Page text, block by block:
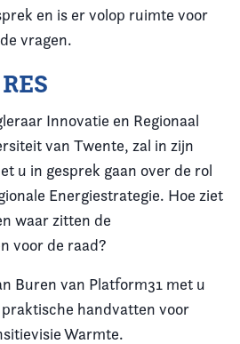
en is er volop ruimte voor
vragen.
Innovatie en Regionaal
van Twente, zal in zijn
u in gesprek gaan over de rol
Energiestrategie. Hoe ziet
waar zitten de
voor de raad?
Buren van Platform31 met u
handvatten voor
Warmte.